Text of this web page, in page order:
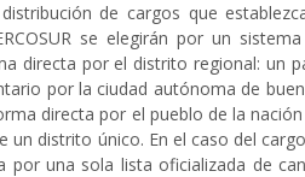
de cargos que
se elegirán por un
directa por el distrito regional: un
por la ciudad autónoma de
directa por el pueblo de la
un distrito único. En el caso del
una sola lista oficializada de